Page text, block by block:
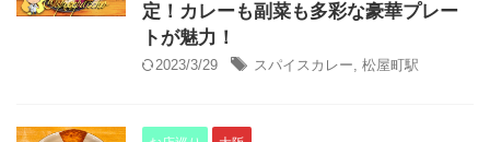
定！カレーも副菜も多彩な豪華プレー
トが魅力！
2023/3/29 スパイスカレー, 松屋町駅